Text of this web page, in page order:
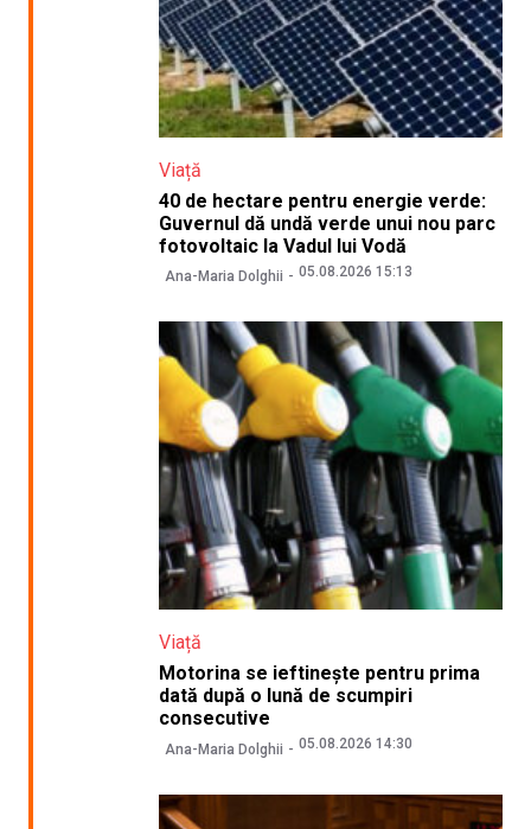
Viață
40 de hectare pentru energie verde:
Guvernul dă undă verde unui nou parc
fotovoltaic la Vadul lui Vodă
Ana-Maria Dolghii 05.08.2026 15:13
Viață
Motorina se ieftinește pentru prima
dată după o lună de scumpiri
consecutive
Ana-Maria Dolghii 05.08.2026 14:30